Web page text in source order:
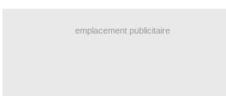
emplacement publicitaire